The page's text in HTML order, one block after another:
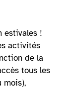
estivales !
activités
de la
tous les
mois),